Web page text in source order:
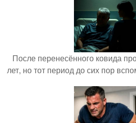
После перенесённого ковида
лет, но тот период до сих пор